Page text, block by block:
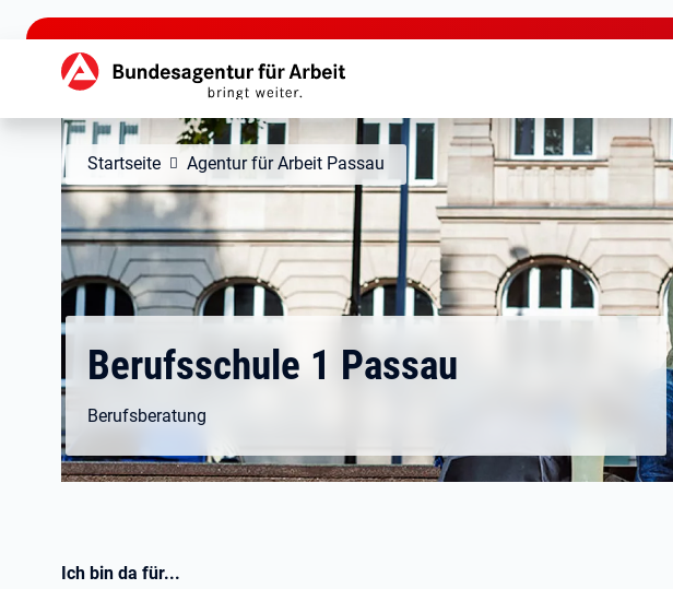
zu den Hauptinhalten springen
Hauptnavigation
Startseite Agentur für Arbeit Passau
Berufsschule 1 Passau
Berufsberatung
Ich bin da für...